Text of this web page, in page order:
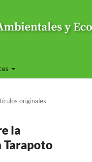
originales
la
Tarapoto